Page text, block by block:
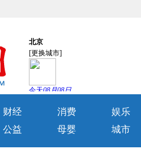
财经 消费
娱乐
公益 母婴 城市